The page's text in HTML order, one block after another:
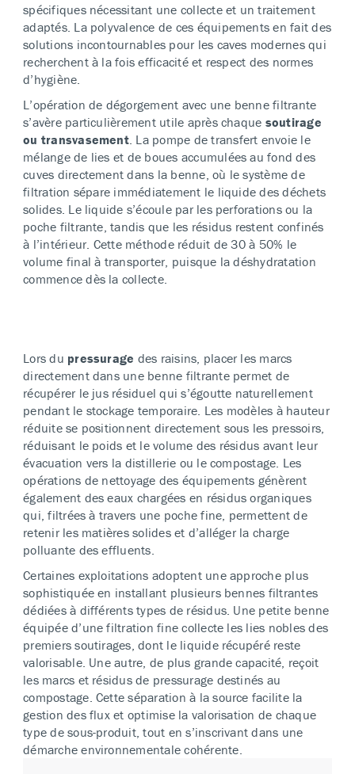
spécifiques nécessitant une collecte et un traitement
adaptés. La polyvalence de ces équipements en fait des
solutions incontournables pour les caves modernes qui
recherchent à la fois efficacité et respect des normes
d’hygiène.
L’opération de dégorgement avec une benne filtrante
s’avère particulièrement utile après chaque soutirage
ou transvasement. La pompe de transfert envoie le
mélange de lies et de boues accumulées au fond des
cuves directement dans la benne, où le système de
filtration sépare immédiatement le liquide des déchets
solides. Le liquide s’écoule par les perforations ou la
poche filtrante, tandis que les résidus restent confinés
à l’intérieur. Cette méthode réduit de 30 à 50% le
volume final à transporter, puisque la déshydratation
commence dès la collecte.
Lors du pressurage des raisins, placer les marcs
directement dans une benne filtrante permet de
récupérer le jus résiduel qui s’égoutte naturellement
pendant le stockage temporaire. Les modèles à hauteur
réduite se positionnent directement sous les pressoirs,
réduisant le poids et le volume des résidus avant leur
évacuation vers la distillerie ou le compostage. Les
opérations de nettoyage des équipements génèrent
également des eaux chargées en résidus organiques
qui, filtrées à travers une poche fine, permettent de
retenir les matières solides et d’alléger la charge
polluante des effluents.
Certaines exploitations adoptent une approche plus
sophistiquée en installant plusieurs bennes filtrantes
dédiées à différents types de résidus. Une petite benne
équipée d’une filtration fine collecte les lies nobles des
premiers soutirages, dont le liquide récupéré reste
valorisable. Une autre, de plus grande capacité, reçoit
les marcs et résidus de pressurage destinés au
compostage. Cette séparation à la source facilite la
gestion des flux et optimise la valorisation de chaque
type de sous-produit, tout en s’inscrivant dans une
démarche environnementale cohérente.